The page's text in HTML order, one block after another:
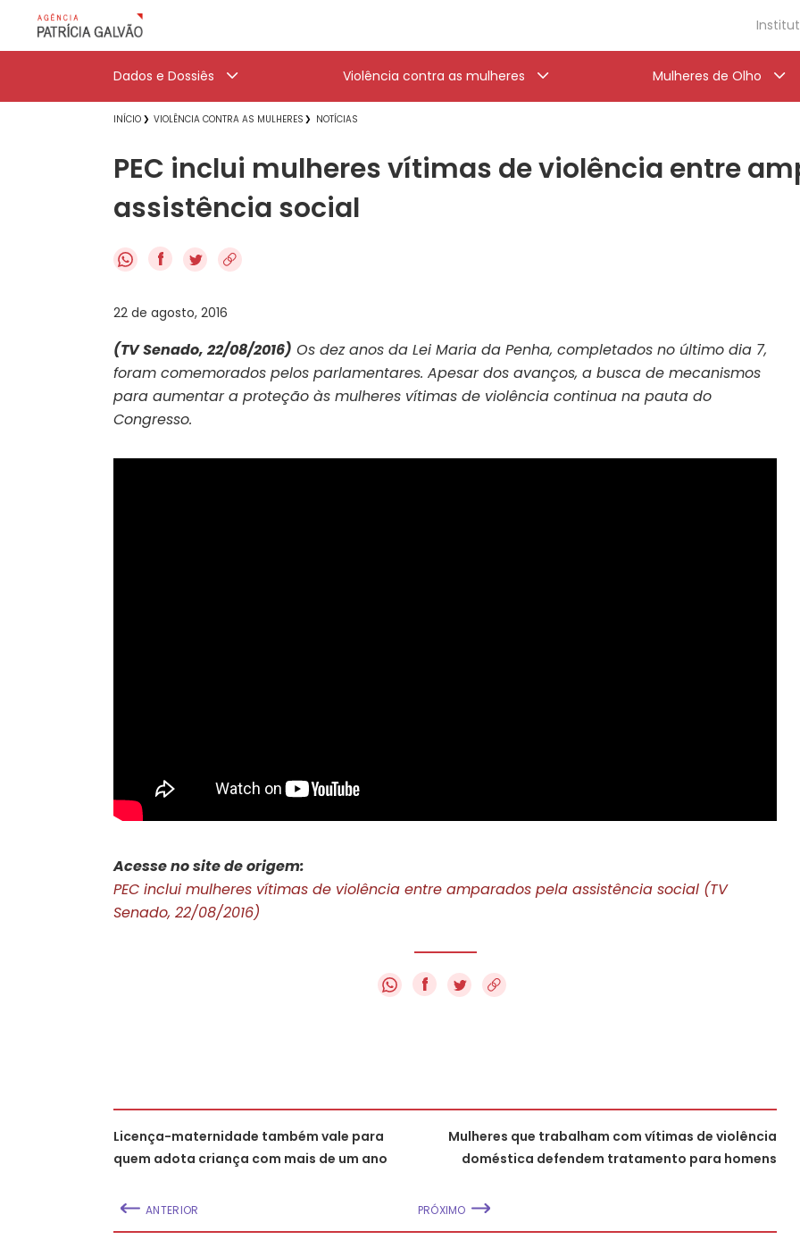
Dados e Dossiês Violência contra as mulheres Mulheres de Olho
INÍCIO VIOLÊNCIA CONTRA AS MULHERES NOTÍCIAS
PEC inclui mulheres vítimas de violência entre
assistência social
f
22 de agosto, 2016
(TV Senado, 22/08/2016) Os dez anos da Lei Maria da Penha, completados no último dia 7,
foram comemorados pelos parlamentares. Apesar dos avanços, a busca de mecanismos
para aumentar a proteção às mulheres vítimas de violência continua na pauta do
Congresso.
Acesse no site de origem:
PEC inclui mulheres vítimas de violência entre amparados pela assistência social (TV
Senado, 22/08/2016)
f
Licença-maternidade também vale para
quem adota criança com mais de um ano
ANTERIOR
Mulheres que trabalham com vítimas de violência
doméstica defendem tratamento para homens
PRÓXIMO